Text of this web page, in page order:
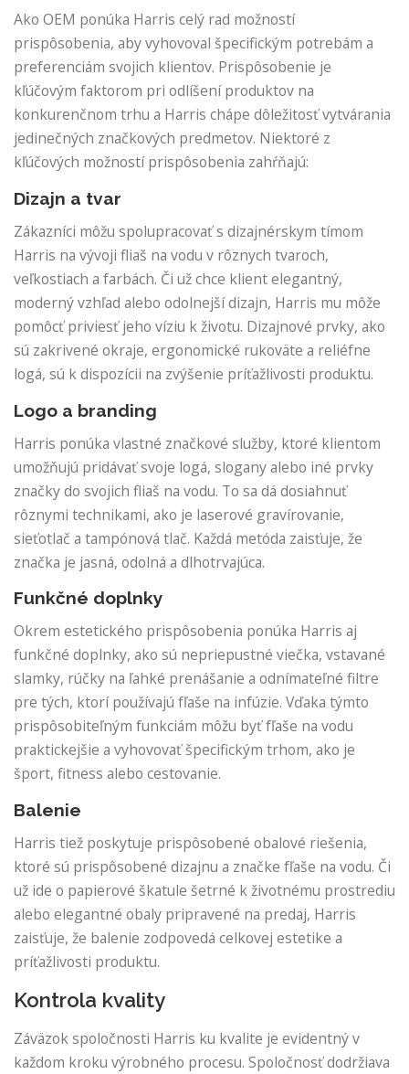
Ako OEM ponúka Harris celý rad možností
prispôsobenia, aby vyhovoval špecifickým potrebám a
preferenciám svojich klientov. Prispôsobenie je
kľúčovým faktorom pri odlíšení produktov na
konkurenčnom trhu a Harris chápe dôležitosť vytvárania
jedinečných značkových predmetov. Niektoré z
kľúčových možností prispôsobenia zahŕňajú:
Dizajn a tvar
Zákazníci môžu spolupracovať s dizajnérskym tímom
Harris na vývoji fliaš na vodu v rôznych tvaroch,
veľkostiach a farbách. Či už chce klient elegantný,
moderný vzhľad alebo odolnejší dizajn, Harris mu môže
pomôcť priviesť jeho víziu k životu. Dizajnové prvky, ako
sú zakrivené okraje, ergonomické rukoväte a reliéfne
logá, sú k dispozícii na zvýšenie príťažlivosti produktu.
Logo a branding
Harris ponúka vlastné značkové služby, ktoré klientom
umožňujú pridávať svoje logá, slogany alebo iné prvky
značky do svojich fliaš na vodu. To sa dá dosiahnuť
rôznymi technikami, ako je laserové gravírovanie,
sieťotlač a tampónová tlač. Každá metóda zaisťuje, že
značka je jasná, odolná a dlhotrvajúca.
Funkčné doplnky
Okrem estetického prispôsobenia ponúka Harris aj
funkčné doplnky, ako sú nepriepustné viečka, vstavané
slamky, rúčky na ľahké prenášanie a odnímateľné filtre
pre tých, ktorí používajú fľaše na infúzie. Vďaka týmto
prispôsobiteľným funkciám môžu byť fľaše na vodu
praktickejšie a vyhovovať špecifickým trhom, ako je
šport, fitness alebo cestovanie.
Balenie
Harris tiež poskytuje prispôsobené obalové riešenia,
ktoré sú prispôsobené dizajnu a značke fľaše na vodu. Či
už ide o papierové škatule šetrné k životnému prostrediu
alebo elegantné obaly pripravené na predaj, Harris
zaisťuje, že balenie zodpovedá celkovej estetike a
príťažlivosti produktu.
Kontrola kvality
Záväzok spoločnosti Harris ku kvalite je evidentný v
každom kroku výrobného procesu. Spoločnosť dodržiava